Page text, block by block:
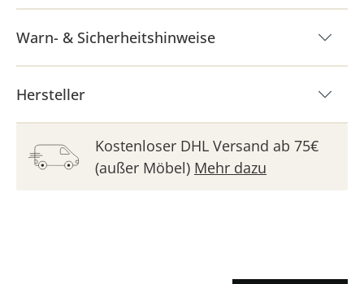
Warn- & Sicherheitshinweise
Hersteller
Kostenloser DHL Versand ab 75€
(außer Möbel) Mehr dazu